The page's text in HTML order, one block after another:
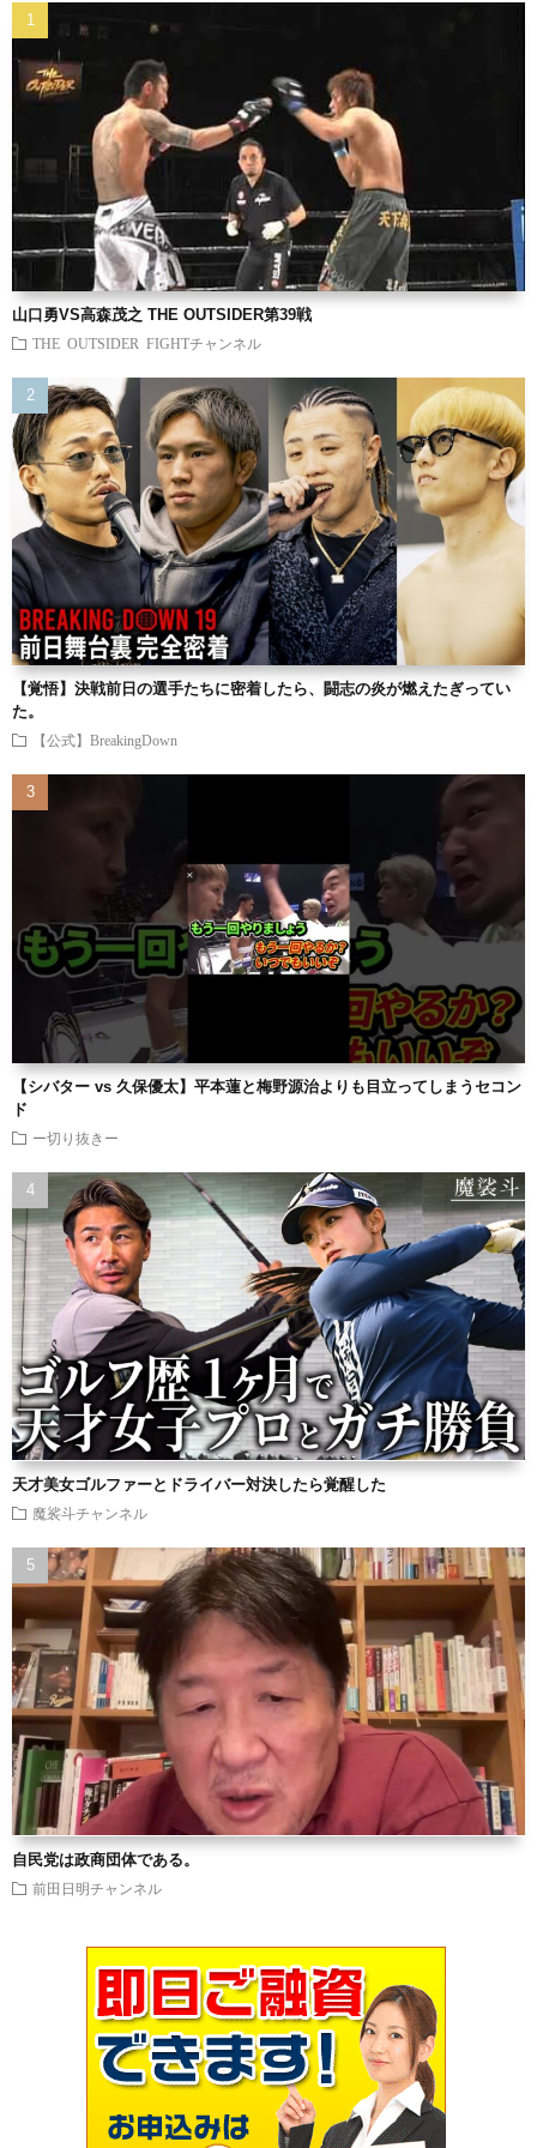
山口勇VS高森茂之 THE OUTSIDER第39戦
THE OUTSIDER FIGHTチャンネル
【覚悟】決戦前日の選手たちに密着したら、闘志の炎が燃えたぎってい
た。
【公式】BreakingDown
【シバター vs 久保優太】平本蓮と梅野源治よりも目立ってしまうセコン
ド
ー切り抜きー
天才美女ゴルファーとドライバー対決したら覚醒した
魔裟斗チャンネル
自民党は政商団体である。
前田日明チャンネル